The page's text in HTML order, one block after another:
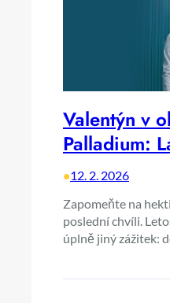
Valentýn v
Palladium:
•12. 2. 2026
Zapomeňte na
poslední chvíli.
úplně jiný zážitek: